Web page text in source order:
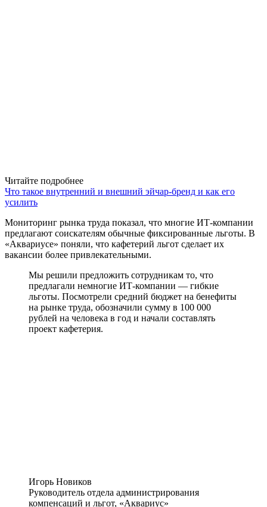
Читайте подробнее
Что такое внутренний и внешний эйчар-бренд и как его
усилить
Мониторинг рынка труда показал, что многие ИТ-компании
предлагают соискателям обычные фиксированные льготы. В
«Аквариусе» поняли, что кафетерий льгот сделает их
вакансии более привлекательными.
Мы решили предложить сотрудникам то, что
предлагали немногие ИТ-компании — гибкие
льготы. Посмотрели средний бюджет на бенефиты
на рынке труда, обозначили сумму в 100 000
рублей на человека в год и начали составлять
проект кафетерия.
Игорь Новиков
Руководитель отдела администрирования
компенсаций и льгот, «Аквариус»